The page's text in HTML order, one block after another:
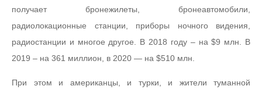
получает бронежилеты, бронеавтомобили,
радиолокационные станции, приборы ночного видения,
радиостанции и многое другое. В 2018 году – на $9 млн. В
2019 – на 361 миллион, в 2020 — на $510 млн.
При этом и американцы, и турки, и жители туманной